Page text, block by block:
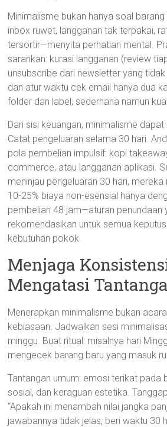
Minimalisme bukan hanya soal
inbox ruwet, langganan tak terpakai,
tersortir—menyita perhatian mental.
sarankan: kurasi langganan (review
unsubscribe dari newsletter yang
dan atur waktu cek email hanya dua
folder dan label; sederhana namun
Dari sisi keuangan, minimalisme
Catat pengeluaran selama 30 hari.
pola pembelian impulsif: kopi
commerce, atau langganan aplikasi.
meninjau pengeluaran 30 hari,
10-25% biaya non-esensial hanya
pembelian 48 jam—aturan penundaan
rekomendasikan untuk semua
kebutuhan pokok.
Menjaga
Mengatasi
Menerapkan minimalisme bukan
kebiasaan. Jadwalkan sesi
minggu. Buat ritual: misalnya hari
mengecek barang baru yang masuk
Tantangan umum: emosi terikat pada
sosial, dan keraguan estetika.
“Apakah ini menambah nilai jangka
jawabannya tidak jelas, beri waktu 30